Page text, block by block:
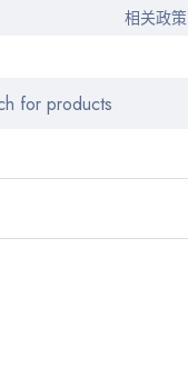
相关政策